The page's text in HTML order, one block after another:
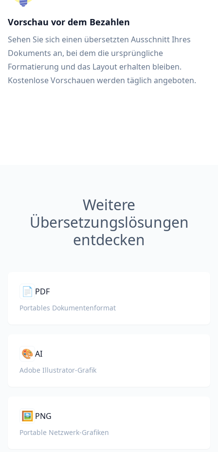
Vorschau vor dem Bezahlen
Sehen Sie sich einen übersetzten Ausschnitt Ihres
Dokuments an, bei dem die ursprüngliche
Formatierung und das Layout erhalten bleiben.
Kostenlose Vorschauen werden täglich angeboten.
Weitere
Übersetzungslösungen
entdecken
📄 PDF
Portables Dokumentenformat
🎨AI
Adobe Illustrator-Grafik
🖼️ PNG
Portable Netzwerk-Grafiken